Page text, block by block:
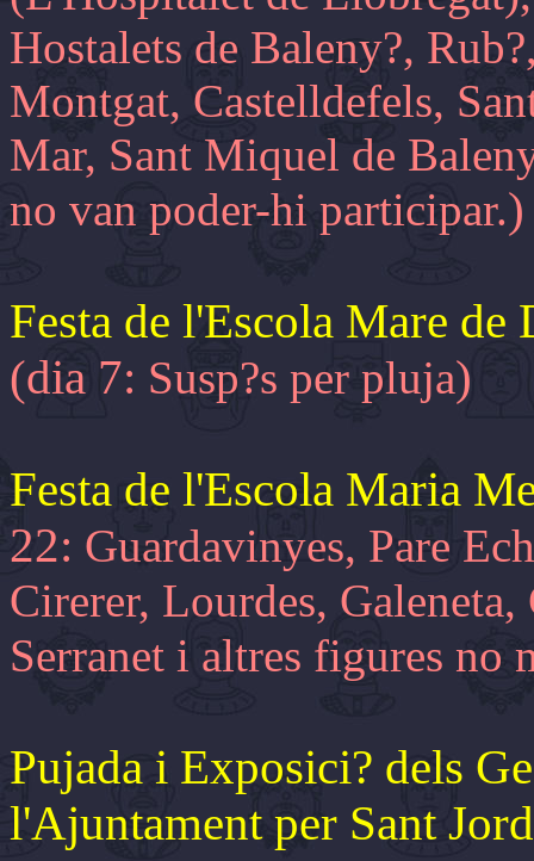
Hostalets de Baleny?,
Montgat, Castelldefels,
Mar, Sant Miquel de
no van poder-hi participar.)
Festa de l'Escola Mare
(dia 7: Susp?s per pluja)
Festa de l'Escola Maria
22: Guardavinyes, Pare
Cirerer, Lourdes,
Serranet i altres figures no
Pujada i Exposici? dels
l'Ajuntament per Sant